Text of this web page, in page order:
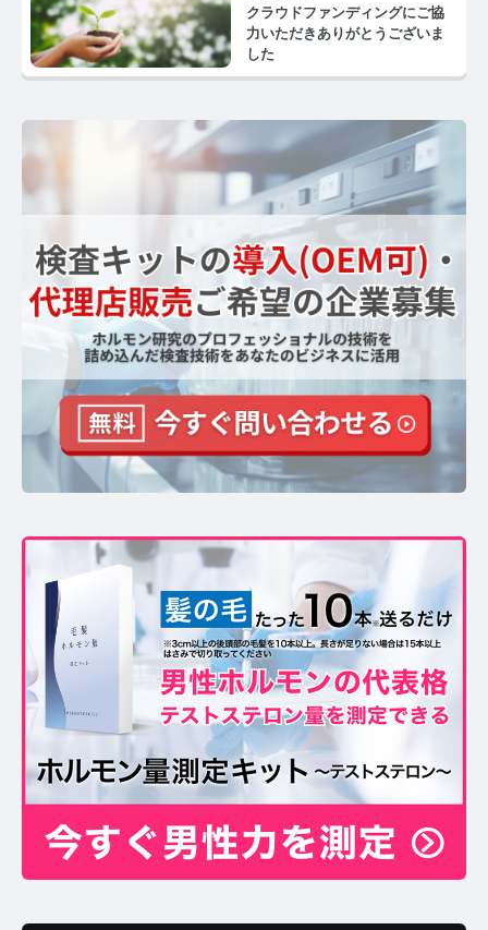
【ストレスを見える化】毛髪・爪ホルモン量検査キッ
トのご紹介
ュー
よくあるご質問 TOP
【医療機関向け】毛髪検査技術の資料ダウンロード
【一般・報道関係者向け】毛髪検査技術の資料ダウン
ロード
ホルモン測定技術のご活用についてご案内
運営者情報
お問い合わせ
プライバシーポリシー
クラウドファンディングにご協
力いただきありがとうございま
した